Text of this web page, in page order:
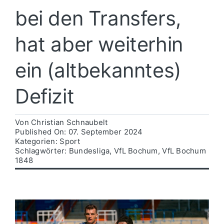
Politik
Wirtschaft
bei den Transfers,
hat aber weiterhin
ein (altbekanntes)
Defizit
Von Christian Schnaubelt
Published On: 07. September 2024
Kategorien: Sport
Schlagwörter: Bundesliga,VfL Bochum,VfL Bochum
1848